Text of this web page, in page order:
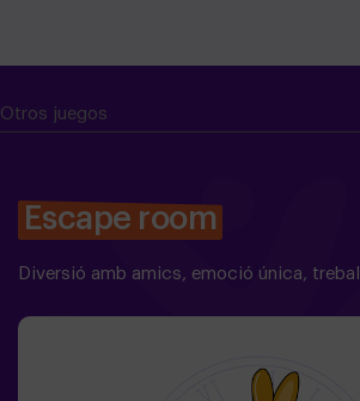
Otros juegos
Escape room
Diversió amb amics, emoció única,